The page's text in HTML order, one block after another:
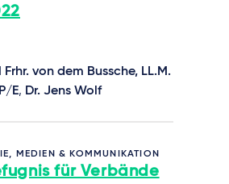
Frhr. von dem Bussche, LL.M.
E, Dr. Jens Wolf
MEDIEN & KOMMUNIKATION
für Verbände